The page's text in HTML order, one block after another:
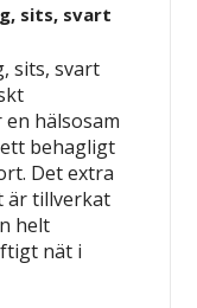
sits, svart
sits, svart
hälsosam
behagligt
Det extra
är tillverkat
helt
nät i